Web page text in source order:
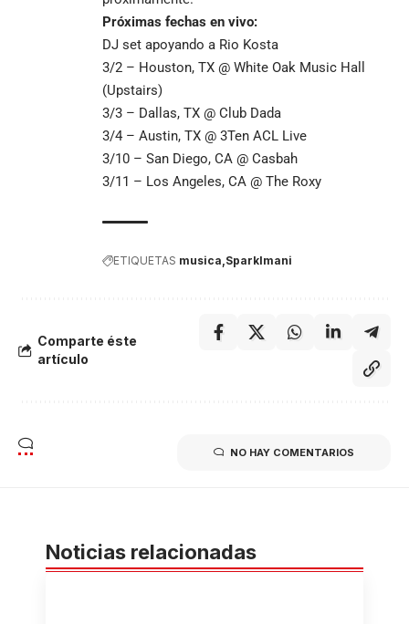
Próximas fechas en vivo:
DJ set apoyando a Rio Kosta
3/2 – Houston, TX @ White Oak Music Hall
(Upstairs)
3/3 – Dallas, TX @ Club Dada
3/4 – Austin, TX @ 3Ten ACL Live
3/10 – San Diego, CA @ Casbah
3/11 – Los Angeles, CA @ The Roxy
ETIQUETAS musica Sparklmani
Comparte éste
artículo
NO HAY COMENTARIOS
Noticias relacionadas